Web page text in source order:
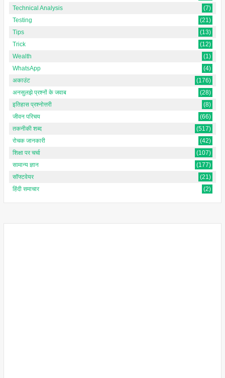
Technical Analysis
(7)
Testing
(21)
Tips
(13)
Trick
(12)
Wealth
(1)
WhatsApp
(4)
अकाउंट
(176)
अनसुलझे प्रश्नों के जवाब
(28)
इतिहास प्रश्नोत्तरी
(8)
जीवन परिचय
(66)
तकनीकी शब्द
(517)
रोचक जानकारी
(42)
शिक्षा पर चर्चा
(107)
सामान्य ज्ञान
(177)
सॉफ्टवेयर
(21)
हिंदी समाचार
(2)